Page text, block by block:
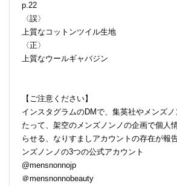
p.22
〈誤〉
上質なコットンツイル生地
〈正〉
上質なウールギャバジン
【ご注意ください】
インスタグラムのDMで、集英社やメンズ
たって、架空のメンズノンノの企画で個人
らせる、なりすましアカウントの存在が報
ンズノンノの3つの公式アカウント
@mensnonnojp
＠mensnonnobeauty